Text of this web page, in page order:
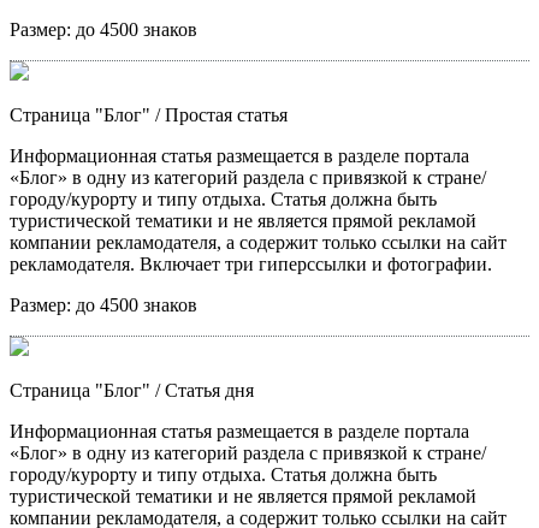
Размер: до 4500 знаков
Страница "Блог" / Простая статья
Информационная статья размещается в разделе портала
«Блог» в одну из категорий раздела с привязкой к стране/
городу/курорту и типу отдыха. Статья должна быть
туристической тематики и не является прямой рекламой
компании рекламодателя, а содержит только ссылки на сайт
рекламодателя. Включает три гиперссылки и фотографии.
Размер: до 4500 знаков
Страница "Блог" / Статья дня
Информационная статья размещается в разделе портала
«Блог» в одну из категорий раздела с привязкой к стране/
городу/курорту и типу отдыха. Статья должна быть
туристической тематики и не является прямой рекламой
компании рекламодателя, а содержит только ссылки на сайт